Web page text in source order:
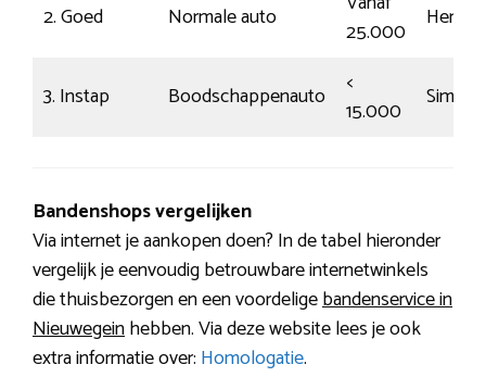
2. Goed Normale auto
25.000
3. Instap Boodschappenauto
<
15.000
Simpel
Bandenshops vergelijken
Via internet je aankopen doen? In de tabel hieronder
vergelijk je eenvoudig betrouwbare internetwinkels
die thuisbezorgen en een voordeligebandenservice in
Nieuwegeinhebben. Via deze website lees je ook
extra informatie over: Homologatie.